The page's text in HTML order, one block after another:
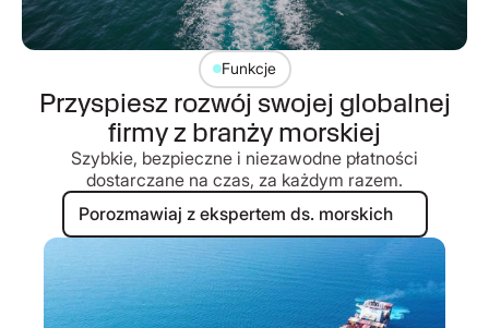
Funkcje
Przyspiesz rozwój swojej globalnej
firmy z branży morskiej
Szybkie, bezpieczne i niezawodne płatności
dostarczane na czas, za każdym razem.
Porozmawiaj z ekspertem ds.
Porozmawiaj z ekspertem ds. morskich